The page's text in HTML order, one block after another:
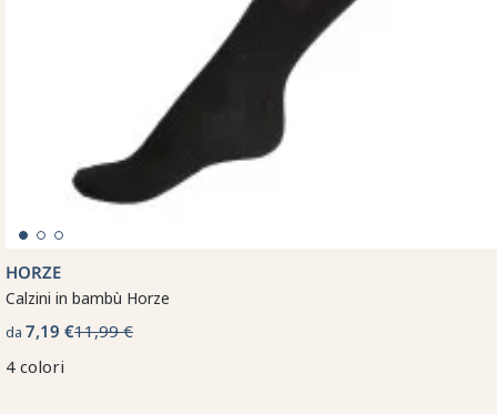
HORZE
Calzini in bambù Horze
da 7,19 €11,99 €
4 colori